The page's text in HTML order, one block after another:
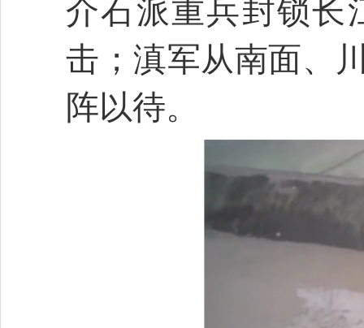
介石派重兵封锁长
击；滇军从南面、
阵以待。